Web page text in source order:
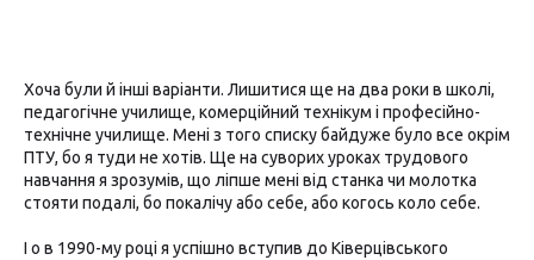
Хоча були й інші варіанти. Лишитися ще на два роки в школі,
педагогічне училище, комерційний технікум і професійно-
технічне училище. Мені з того списку байдуже було все окрім
ПТУ, бо я туди не хотів. Ще на суворих уроках трудового
навчання я зрозумів, що ліпше мені від станка чи молотка
стояти подалі, бо покалічу або себе, або когось коло себе.
І о в 1990-му році я успішно вступив до Ківерцівського